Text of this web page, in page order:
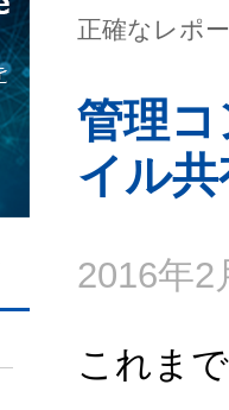
正確なレポ
管理
イル
2016年2
これま